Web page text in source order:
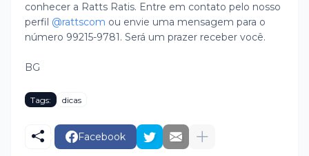
conhecer a Ratts Ratis. Entre em contato pelo nosso
perfil @rattscom ou envie uma mensagem para o
número 99215-9781. Será um prazer receber você.
BG
Tags: dicas
Facebook